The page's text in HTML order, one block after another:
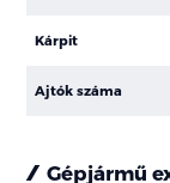
Kárpit
Ajtók száma
Gépjármű